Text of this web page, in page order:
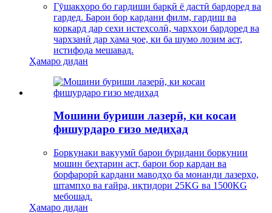
Гӯшакҳоро бо гардиши барқӣ ё дастӣ бардоред ва
гардед. Барои бор кардани филм, гардиш ва
коркард дар сехи истеҳсолӣ, чархҳои бардоред ва
чархзанӣ дар ҳама ҷое, ки ба шумо лозим аст,
истифода мешавад.
Ҳамаро дидан
Мошини буриши лазерӣ, ки косаи
фишурдаро ғизо медиҳад
Боркунаки вакуумӣ барои буридани боркунии
мошин беҳтарин аст, барои бор кардан ва
борфарорӣ кардани маводҳо ба монанди лазерҳо,
штампҳо ва ғайра, иқтидори 25KG ва 1500KG
мебошад.
Ҳамаро дидан